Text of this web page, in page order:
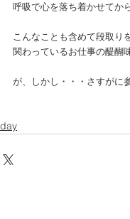
呼吸で心を落ち着かせてか
こんなことも含めて段取り
関わっているお仕事の醍醐
が、しかし・・・さすがに
day